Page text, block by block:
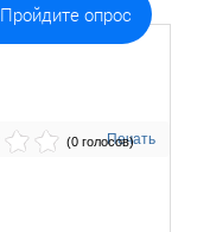
Печать
(0 голосов)
Пройдите опрос